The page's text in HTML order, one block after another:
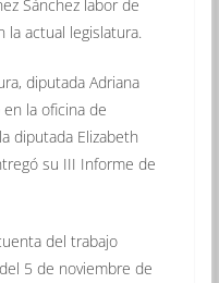
Sánchez labor de
la actual legislatura.
diputada Adriana
la oficina de
diputada Elizabeth
su III Informe de
del trabajo
5 de noviembre de